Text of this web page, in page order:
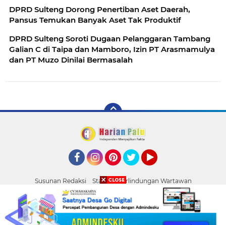
DPRD Sulteng Dorong Penertiban Aset Daerah,
Pansus Temukan Banyak Aset Tak Produktif
DPRD Sulteng Soroti Dugaan Pelanggaran Tambang
Galian C di Taipa dan Mamboro, Izin PT Arasmamulya
dan PT Muzo Dinilai Bermasalah
Susunan Redaksi
Standar Perlindungan Wartawan
Pasang Iklan
Tentang Kami Pedoman Media Siber
Palu
Copyright ©2026 HARIAN PALU